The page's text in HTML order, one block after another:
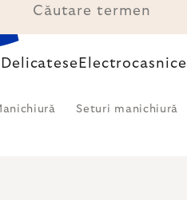
Delicatese Electrocasnice
Seturi manichiură